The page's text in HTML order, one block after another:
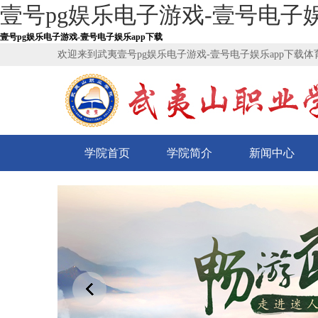
壹号pg娱乐电子游戏-壹号电子
壹号pg娱乐电子游戏-壹号电子娱乐app下载
欢迎来到武夷壹号pg娱乐电子游戏-壹号电子娱乐app下载体
学院首页 学院简介 新闻中心